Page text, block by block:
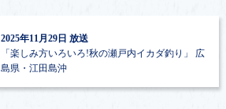
2025年11月29日 放送
「楽しみ方いろいろ!秋の瀬戸内イカダ釣り」
広
島県・江田島沖